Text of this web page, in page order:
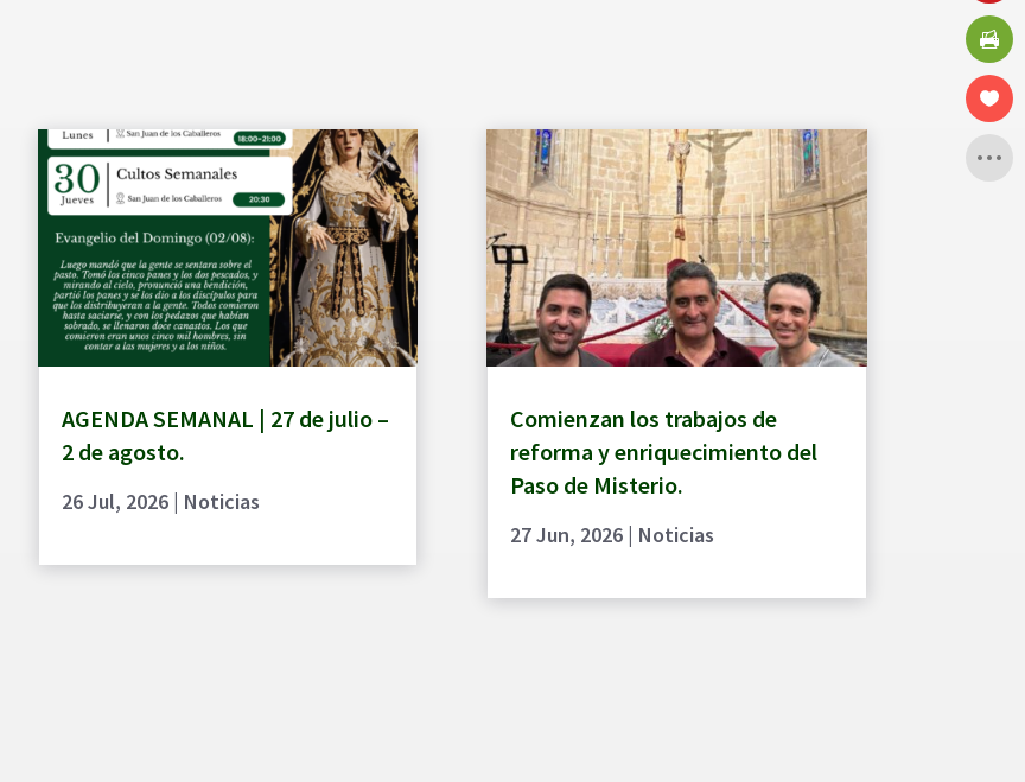
AGENDA SEMANAL | 27 de julio –
2 de agosto.
26 Jul, 2026| Noticias
Comienzan los trabajos de
reforma y enriquecimiento del
Paso de Misterio.
27 Jun, 2026| Noticias